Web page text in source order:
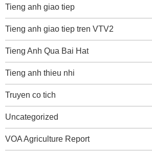
Tieng anh giao tiep
Tieng anh giao tiep tren VTV2
Tieng Anh Qua Bai Hat
Tieng anh thieu nhi
Truyen co tich
Uncategorized
VOA Agriculture Report